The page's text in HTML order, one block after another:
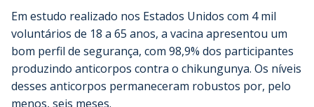
Em estudo realizado nos Estados Unidos com 4 mil
voluntários de 18 a 65 anos, a vacina apresentou um
bom perfil de segurança, com 98,9% dos participantes
produzindo anticorpos contra o chikungunya. Os níveis
desses anticorpos permaneceram robustos por, pelo
menos, seis meses.